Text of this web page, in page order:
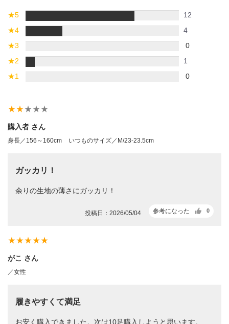
★5
12
★4
4
★3
0
★2
1
★1 0
star_ratestar_ratestar_rate star_rate star_rate
購入者 さん
身長／156～160cm いつものサイズ／M/23-23.5cm
ガッカリ！
余りの生地の薄さにガッカリ！
参考になった 0
投稿日：2026/05/04
star_ratestar_ratestar_ratestar_ratestar_rate
がこ さん
／女性
履きやすくて満足
お安く購入できました。次は10足購入しようと思います。